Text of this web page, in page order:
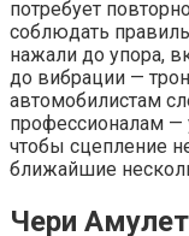
потребует
соблюдать
нажали до упора,
до вибрации —
автомобилистам
профессионалам —
чтобы сцепление
ближайшие
Чери